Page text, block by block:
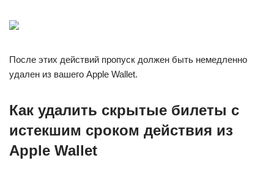
После этих действий пропуск должен быть немедленно
удален из вашего Apple Wallet.
Как удалить скрытые билеты с
истекшим сроком действия из
Apple Wallet